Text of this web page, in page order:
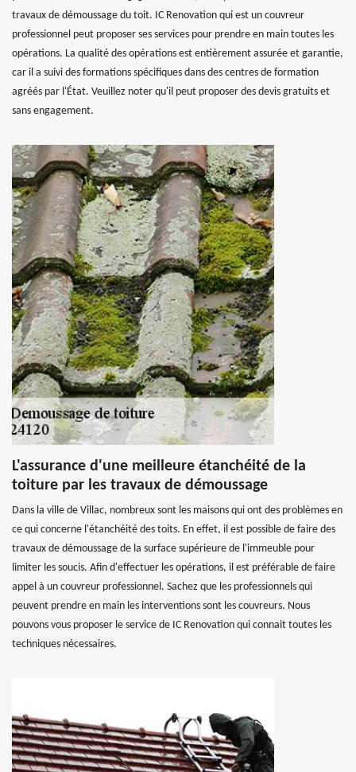
travaux de démoussage du toit. IC Renovation qui est un couvreur
professionnel peut proposer ses services pour prendre en main toutes les
opérations. La qualité des opérations est entièrement assurée et garantie,
car il a suivi des formations spécifiques dans des centres de formation
agréés par l'État. Veuillez noter qu'il peut proposer des devis gratuits et
sans engagement.
L'assurance d'une meilleure étanchéité de la
toiture par les travaux de démoussage
Dans la ville de Villac, nombreux sont les maisons qui ont des problèmes en
ce qui concerne l'étanchéité des toits. En effet, il est possible de faire des
travaux de démoussage de la surface supérieure de l'immeuble pour
limiter les soucis. Afin d'effectuer les opérations, il est préférable de faire
appel à un couvreur professionnel. Sachez que les professionnels qui
peuvent prendre en main les interventions sont les couvreurs. Nous
pouvons vous proposer le service de IC Renovation qui connait toutes les
techniques nécessaires.